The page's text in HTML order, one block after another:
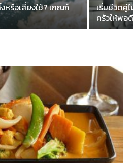
หรือเสี่ยงใช้? เกณฑ์
เริ่มชีวิตคู่
ครัวให้พอ